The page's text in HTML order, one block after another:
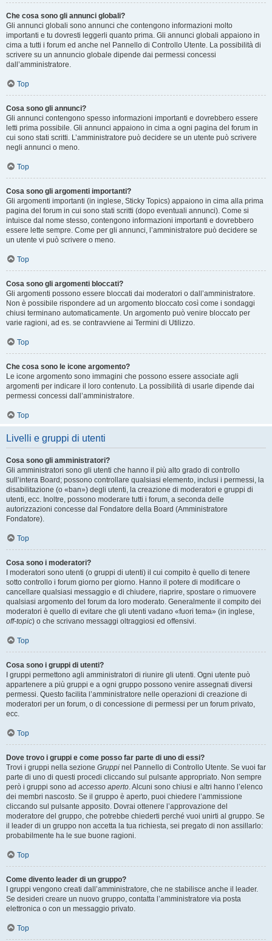
Che cosa sono gli annunci globali?
Gli annunci globali sono annunci che contengono informazioni molto
importanti e tu dovresti leggerli quanto prima. Gli annunci globali appaiono in
cima a tutti i forum ed anche nel Pannello di Controllo Utente. La possibilità di
scrivere su un annuncio globale dipende dai permessi concessi
dall’amministratore.
Top
Cosa sono gli annunci?
Gli annunci contengono spesso informazioni importanti e dovrebbero essere
letti prima possibile. Gli annunci appaiono in cima a ogni pagina del forum in
cui sono stati scritti. L’amministratore può decidere se un utente può scrivere
negli annunci o meno.
Top
Cosa sono gli argomenti importanti?
Gli argomenti importanti (in inglese, Sticky Topics) appaiono in cima alla prima
pagina del forum in cui sono stati scritti (dopo eventuali annunci). Come si
intuisce dal nome stesso, contengono informazioni importanti e dovrebbero
essere lette sempre. Come per gli annunci, l’amministratore può decidere se
un utente vi può scrivere o meno.
Top
Cosa sono gli argomenti bloccati?
Gli argomenti possono essere bloccati dai moderatori o dall’amministratore.
Non è possibile rispondere ad un argomento bloccato così come i sondaggi
chiusi terminano automaticamente. Un argomento può venire bloccato per
varie ragioni, ad es. se contravviene ai Termini di Utilizzo.
Top
Che cosa sono le icone argomento?
Le icone argomento sono immagini che possono essere associate agli
argomenti per indicare il loro contenuto. La possibilità di usarle dipende dai
permessi concessi dall’amministratore.
Top
Livelli e gruppi di utenti
Cosa sono gli amministratori?
Gli amministratori sono gli utenti che hanno il più alto grado di controllo
sull’intera Board; possono controllare qualsiasi elemento, inclusi i permessi, la
disabilitazione (o «ban») degli utenti, la creazione di moderatori e gruppi di
utenti, ecc. Inoltre, possono moderare tutti i forum, a seconda delle
autorizzazioni concesse dal Fondatore della Board (Amministratore
Fondatore).
Top
Cosa sono i moderatori?
I moderatori sono utenti (o gruppi di utenti) il cui compito è quello di tenere
sotto controllo i forum giorno per giorno. Hanno il potere di modificare o
cancellare qualsiasi messaggio e di chiudere, riaprire, spostare o rimuovere
qualsiasi argomento del forum da loro moderato. Generalmente il compito dei
moderatori è quello di evitare che gli utenti vadano «fuori tema» (in inglese,
off-topic) o che scrivano messaggi oltraggiosi ed offensivi.
Top
Cosa sono i gruppi di utenti?
I gruppi permettono agli amministratori di riunire gli utenti. Ogni utente può
appartenere a più gruppi e a ogni gruppo possono venire assegnati diversi
permessi. Questo facilita l’amministratore nelle operazioni di creazione di
moderatori per un forum, o di concessione di permessi per un forum privato,
ecc.
Top
Dove trovo i gruppi e come posso far parte di uno di essi?
Trovi i gruppi nella sezione Gruppi nel Pannello di Controllo Utente. Se vuoi far
parte di uno di questi procedi cliccando sul pulsante appropriato. Non sempre
però i gruppi sono ad accesso aperto. Alcuni sono chiusi e altri hanno l’elenco
dei membri nascosto. Se il gruppo è aperto, puoi chiedere l’ammissione
cliccando sul pulsante apposito. Dovrai ottenere l’approvazione del
moderatore del gruppo, che potrebbe chiederti perché vuoi unirti al gruppo. Se
il leader di un gruppo non accetta la tua richiesta, sei pregato di non assillarlo:
probabilmente ha le sue buone ragioni.
Top
Come divento leader di un gruppo?
I gruppi vengono creati dall’amministratore, che ne stabilisce anche il leader.
Se desideri creare un nuovo gruppo, contatta l’amministratore via posta
elettronica o con un messaggio privato.
Top